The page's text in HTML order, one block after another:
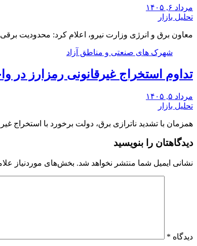
مرداد ۶, ۱۴۰۵
تحلیل بازار
معاون برق و انرژی وزارت نیرو، اعلام کرد: محدودیت برقی ۴۸ شهرک صنعتی بزرگ کشور از…
شهرک های صنعتی و مناطق آزاد
تداوم استخراج غیرقانونی رمزارز در
مرداد ۵, ۱۴۰۵
تحلیل بازار
همزمان با تشدید ناترازی برق، دولت برخورد با استخراج
دیدگاهتان را بنویسید
نشانی ایمیل شما منتشر نخواهد شد. بخش‌های موردنیاز
دیدگاه *